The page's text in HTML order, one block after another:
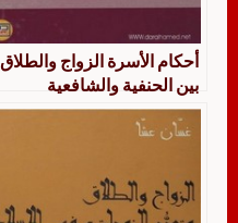
أحكام الأسرة الزواج والطلاق
بين الحنفية والشافعية